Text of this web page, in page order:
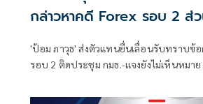
กล่าวหาคดี Forex รอบ 2 ส่
'ป้อม ภาวุธ' ส่งตัวแทนยื่นเลื่อนรับทราบข้
รอบ 2 ติดประชุม กมธ.-แจงยังไม่เห็นหมา
หมายเรียกครั้งแรก